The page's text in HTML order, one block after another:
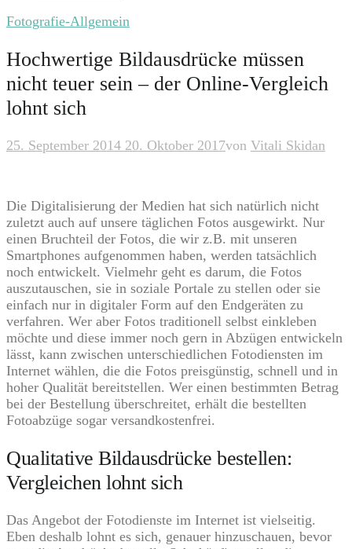
Fotografie-Allgemein
Hochwertige Bildausdrücke müssen
nicht teuer sein – der Online-Vergleich
lohnt sich
25. September 2014 20. Oktober 2017von Vitali Skidan
Die Digitalisierung der Medien hat sich natürlich nicht
zuletzt auch auf unsere täglichen Fotos ausgewirkt. Nur
einen Bruchteil der Fotos, die wir z.B. mit unseren
Smartphones aufgenommen haben, werden tatsächlich
noch entwickelt. Vielmehr geht es darum, die Fotos
auszutauschen, sie in soziale Portale zu stellen oder sie
einfach nur in digitaler Form auf den Endgeräten zu
verfahren. Wer aber Fotos traditionell selbst einkleben
möchte und diese immer noch gern in Abzügen entwickeln
lässt, kann zwischen unterschiedlichen Fotodiensten im
Internet wählen, die die Fotos preisgünstig, schnell und in
hoher Qualität bereitstellen. Wer einen bestimmten Betrag
bei der Bestellung überschreitet, erhält die bestellten
Fotoabzüge sogar versandkostenfrei.
Qualitative Bildausdrücke bestellen:
Vergleichen lohnt sich
Das Angebot der Fotodienste im Internet ist vielseitig.
Eben deshalb lohnt es sich, genauer hinzuschauen, bevor